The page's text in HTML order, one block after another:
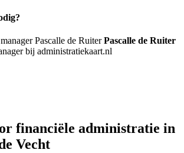
Pascalle de Ruiter
bij administratiekaart.nl
financiële administratie in
Vecht